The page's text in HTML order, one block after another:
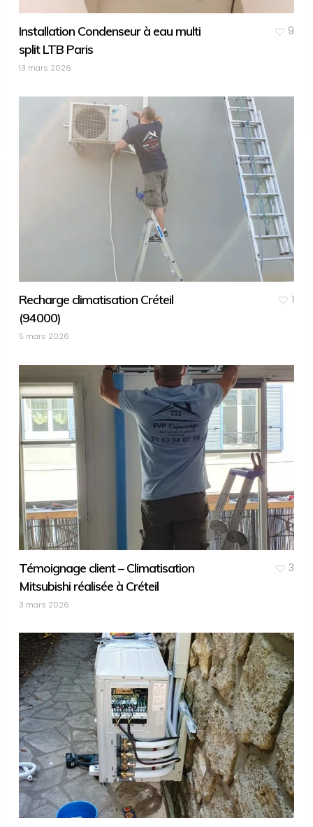
Installation Condenseur à eau multi
split LTB Paris
13 mars 2026
9
Recharge climatisation Créteil
(94000)
5 mars 2026
1
Témoignage client – Climatisation
Mitsubishi réalisée à Créteil
3 mars 2026
3